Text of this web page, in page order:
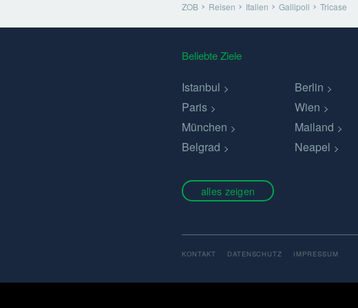
ZOB Reisen Italien Gallipoli Tricase
Beliebte Ziele
Istanbul Berlin
Paris
Wien
München
Mailand
Belgrad
Neapel
alles zeigen
KONTAKT DATENSCHUTZ IMPRESSUM